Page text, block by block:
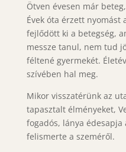
Ötven évesen már
Évek óta érzett nyomást
fejlődött ki a betegség,
messze tanul, nem tud
féltené gyermekét.
szívében hal meg.
Mikor visszatérünk az
tapasztalt élményeket,
fogadós, lánya
felismerte a szeméről.